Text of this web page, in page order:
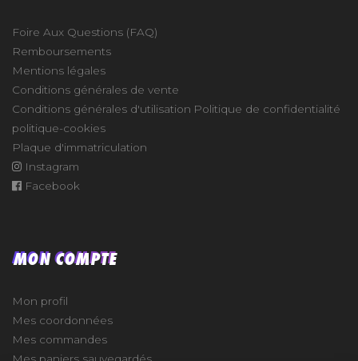
Foire Aux Questions (FAQ)
Remboursements
Mentions légales
Conditions générales de vente
Conditions générales d'utilisation Politique de confidentialité
politique-cookies
Plaque d'immatriculation
Instagram
Facebook
MON COMPTE
Mon profil
Mes coordonnées
Mes commandes